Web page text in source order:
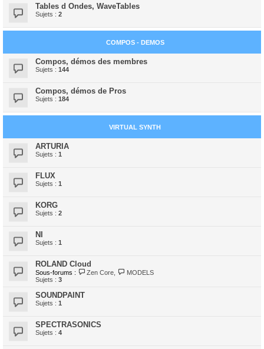
Tables d Ondes, WaveTables
Sujets : 2
COMPOS - DEMOS
Compos, démos des membres
Sujets : 144
Compos, démos de Pros
Sujets : 184
VIRTUAL SYNTH
ARTURIA
Sujets : 1
FLUX
Sujets : 1
KORG
Sujets : 2
NI
Sujets : 1
ROLAND Cloud
Sous-forums : Zen Core
MODELS
Sujets : 3
SOUNDPAINT
Sujets : 1
SPECTRASONICS
Sujets : 4